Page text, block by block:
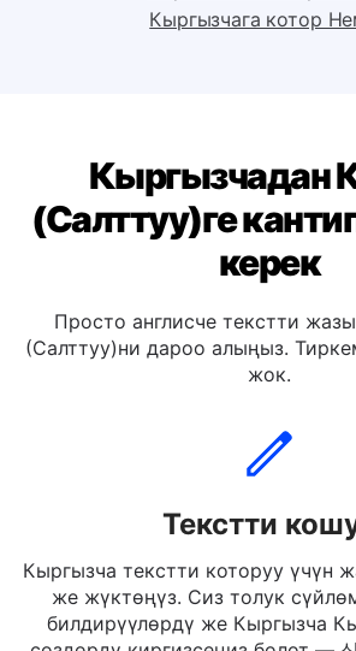
Кыргызчага котор
Кыргызчадан
(Салттуу)ге
керек
Просто англисче текстти
жок.
Текстти
Кыргызча текстти которуу үчүн